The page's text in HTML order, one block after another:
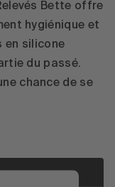
Bette offre
hygiénique et
en silicone
du passé.
chance de se